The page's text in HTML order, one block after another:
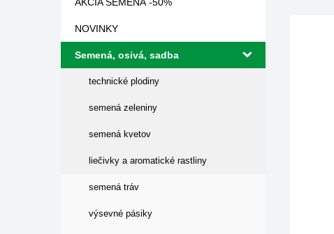
NOVINKY
Semená, osivá, sadba
technické plodiny
semená zeleniny
semená kvetov
liečivky a aromatické rastliny
semená tráv
výsevné pásiky